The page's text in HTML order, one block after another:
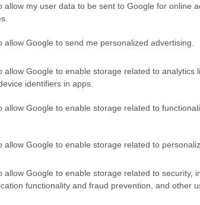
allow my user data to be sent to Google for online
allow Google to send me personalized advertising.
allow Google to enable storage related to analytics
identifiers in apps.
allow Google to enable storage related to
allow Google to enable storage related to
allow Google to enable storage related to security,
functionality and fraud prevention, and other